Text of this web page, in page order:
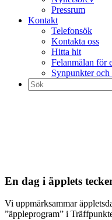
Pressrum
Kontakt
Telefonsök
Kontakta oss
Hitta hit
Felanmälan för
Synpunkter och
Sök
efter:
En dag i äpplets
Vi uppmärksammar
”äppleprogram” i